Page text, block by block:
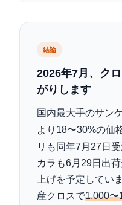
2026年以降もクロス
よくある質問
結論
2026年7月、ク
がりします
国内最大手のサン
より18〜30%の価
リも同年7月27日
カラも6月29日出
上げを予定してい
産クロスで1,000〜